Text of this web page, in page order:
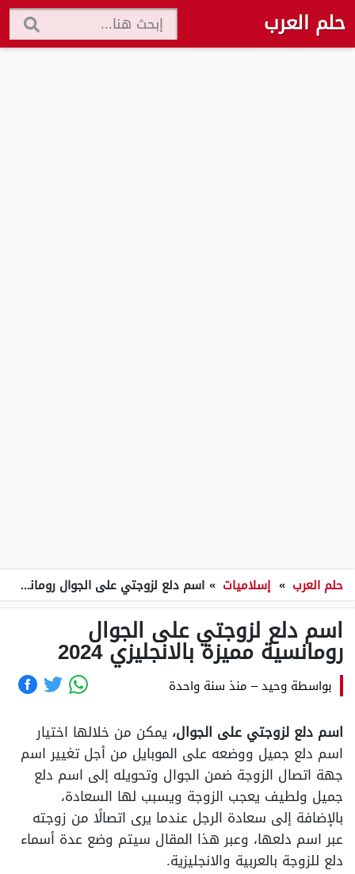
حلم العرب
حلم العرب » إسلاميات » اسم دلع لزوجتي على الجوال رومانسية مميزة بالانجليزي 2024
اسم دلع لزوجتي على الجوال
رومانسية مميزة بالانجليزي 2024
بواسطة وحيد– منذ سنة واحدة
اسم دلع لزوجتي على الجوال، يمكن من خلالها اختيار
اسم دلع جميل ووضعه على الموبايل من أجل تغيير اسم
جهة اتصال الزوجة ضمن الجوال وتحويله إلى اسم دلع
جميل ولطيف يعجب الزوجة ويسبب لها السعادة،
بالإضافة إلى سعادة الرجل عندما يرى اتصالًا من زوجته
عبر اسم دلعها، وعبر هذا المقال سيتم وضع عدة أسماء
دلع للزوجة بالعربية والانجليزية.